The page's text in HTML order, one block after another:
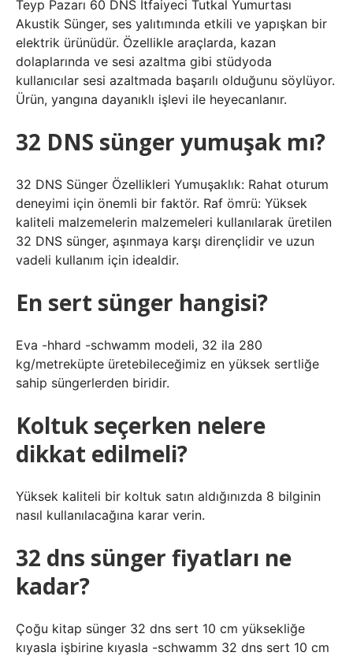
Teyp Pazarı 60 DNS İtfaiyeci Tutkal Yumurtası
Akustik Sünger, ses yalıtımında etkili ve yapışkan bir
elektrik ürünüdür. Özellikle araçlarda, kazan
dolaplarında ve sesi azaltma gibi stüdyoda
kullanıcılar sesi azaltmada başarılı olduğunu söylüyor.
Ürün, yangına dayanıklı işlevi ile heyecanlanır.
32 DNS sünger yumuşak mı?
32 DNS Sünger Özellikleri Yumuşaklık: Rahat oturum
deneyimi için önemli bir faktör. Raf ömrü: Yüksek
kaliteli malzemelerin malzemeleri kullanılarak üretilen
32 DNS sünger, aşınmaya karşı dirençlidir ve uzun
vadeli kullanım için idealdir.
En sert sünger hangisi?
Eva -hhard -schwamm modeli, 32 ila 280
kg/metreküpte üretebileceğimiz en yüksek sertliğe
sahip süngerlerden biridir.
Koltuk seçerken nelere
dikkat edilmeli?
Yüksek kaliteli bir koltuk satın aldığınızda 8 bilginin
nasıl kullanılacağına karar verin.
32 dns sünger fiyatları ne
kadar?
Çoğu kitap sünger 32 dns sert 10 cm yüksekliğe
kıyasla işbirine kıyasla -schwamm 32 dns sert 10 cm